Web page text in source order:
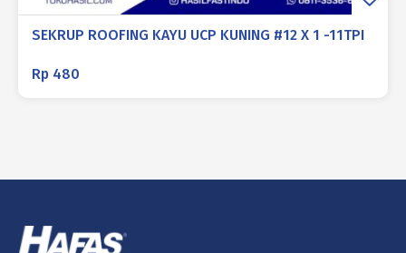
SEKRUP ROOFING KAYU UCP KUNING #12 X 1 -11TPI
Rp 480